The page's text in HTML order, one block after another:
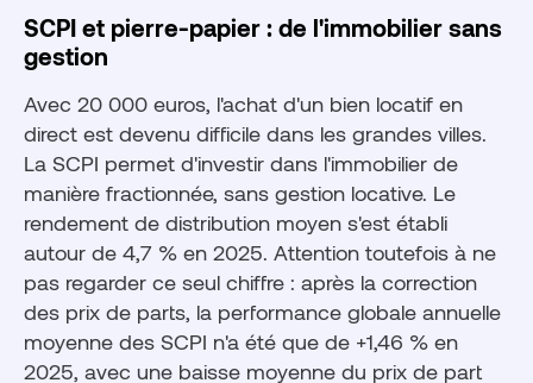
SCPI et pierre-papier : de l'immobilier sans
gestion
Avec 20 000 euros, l'achat d'un bien locatif en
direct est devenu difficile dans les grandes villes.
La SCPI permet d'investir dans l'immobilier de
manière fractionnée, sans gestion locative. Le
rendement de distribution moyen s'est établi
autour de 4,7 % en 2025. Attention toutefois à ne
pas regarder ce seul chiffre : après la correction
des prix de parts, la performance globale annuelle
moyenne des SCPI n'a été que de +1,46 % en
2025, avec une baisse moyenne du prix de part